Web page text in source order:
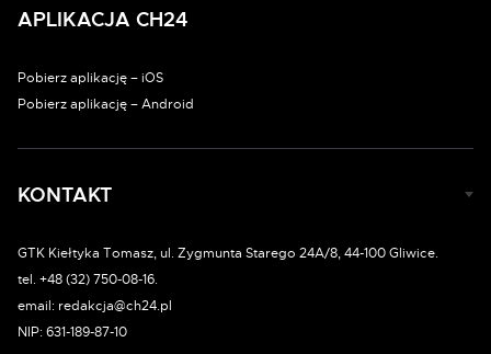
APLIKACJA CH24
Pobierz aplikację – iOS
Pobierz aplikację – Android
KONTAKT
GTK Kiełtyka Tomasz, ul. Zygmunta Starego 24A/8, 44-100 Gliwice.
tel. +48 (32) 750-08-16.
email: redakcja@ch24.pl
NIP: 631-189-87-10